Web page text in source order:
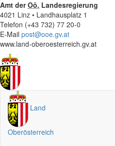
Amt derOö. Landesregierung
4021 Linz • Landhausplatz 1
Telefon (+43 732) 77 20-0
E-Mail post@ooe.gv.at
www.land-oberoesterreich.gv.at
Land
Oberösterreich